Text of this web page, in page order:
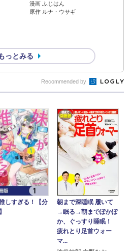
漫画 ふじはん
原作 ルナ・ウサギ
っとみる
Recommended by
しすぎる！【分
朝まで深睡眠 履いて
→眠る→朝までぽかぽ
か、ぐっすり睡眠！
疲れとり足首ウォー
マ...